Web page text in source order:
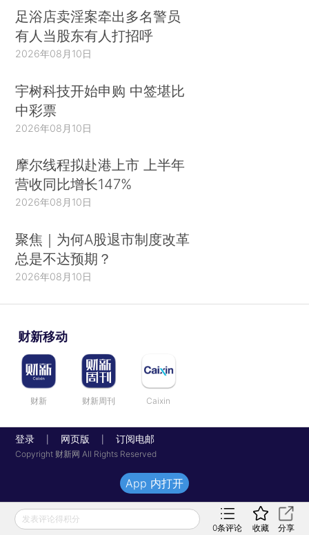
足浴店卖淫案牵出多名警员
有人当股东有人打招呼
2026年08月10日
宇树科技开始申购 中签堪比
中彩票
2026年08月10日
摩尔线程拟赴港上市 上半年
营收同比增长147%
2026年08月10日
聚焦｜为何A股退市制度改革
总是不达预期？
2026年08月10日
财新移动
财新 财新周刊 Caixin
登录 网页版 订阅电邮
Copyright 财新网 All Rights Reserved
发表评论得积分
0条评论 收藏 分享
App 内打开